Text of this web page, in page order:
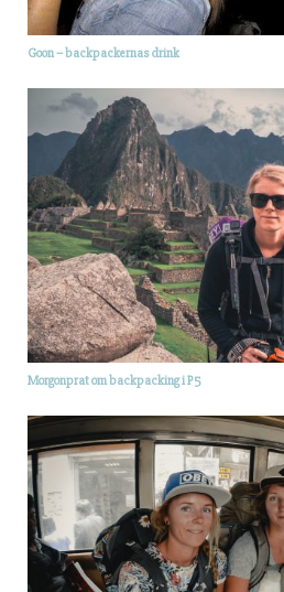
Goon – backpackernas drink
Morgonprat om backpacking i P5